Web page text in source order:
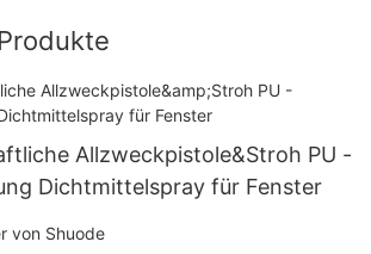
Allzweckpistole&Stroh PU -
Dichtmittelspray für Fenster